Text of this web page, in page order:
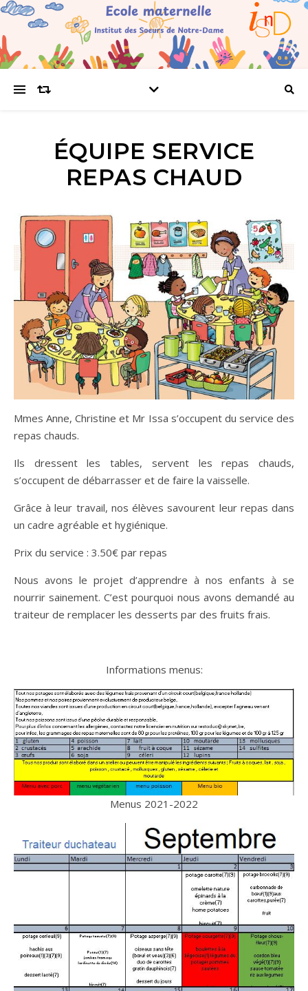
ÉQUIPE SERVICE
REPAS CHAUD
Mmes Anne, Christine et Mr Issa s’occupent du service des
repas chauds.
Ils dressent les tables, servent les repas chauds,
s’occupent de débarrasser et de faire la vaisselle.
Grâce à leur travail, nos élèves savourent leur repas dans
un cadre agréable et hygiénique.
Prix du service : 3.50€ par repas
Nous avons le projet d’apprendre à nos enfants à se
nourrir sainement. C’est pourquoi nous avons demandé au
traiteur de remplacer les desserts par des fruits frais.
Informations menus:
Menus 2021-2022